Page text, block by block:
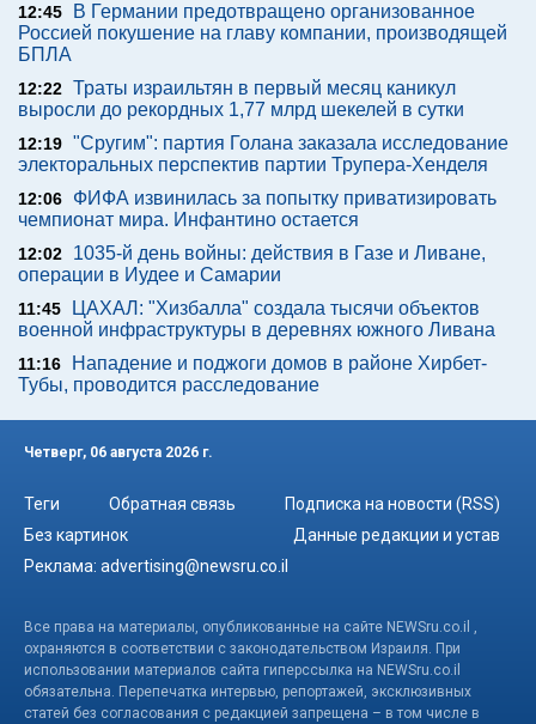
12:45
В Германии предотвращено организованное
Россией покушение на главу компании, производящей
БПЛА
12:22 Траты израильтян в первый месяц каникул
выросли до рекордных 1,77 млрд шекелей в сутки
12:19 "Сругим": партия Голана заказала исследование
электоральных перспектив партии Трупера-Хенделя
12:06
ФИФА извинилась за попытку приватизировать
чемпионат мира. Инфантино остается
12:02
1035-й день войны: действия в Газе и Ливане,
операции в Иудее и Самарии
11:45
ЦАХАЛ: "Хизбалла" создала тысячи объектов
военной инфраструктуры в деревнях южного Ливана
11:16
Нападение и поджоги домов в районе Хирбет-
Тубы, проводится расследование
Четверг, 06 августа 2026 г.
Теги Обратная связь
Подписка на новости (RSS)
Без картинок
Данные редакции и устав
Реклама: advertising@newsru.co.il
Все права на материалы, опубликованные на сайте NEWSru.co.il ,
охраняются в соответствии с законодательством Израиля. При
использовании материалов сайта гиперссылка на NEWSru.co.il
обязательна. Перепечатка интервью, репортажей, эксклюзивных
статей без согласования с редакцией запрещена – в том числе в